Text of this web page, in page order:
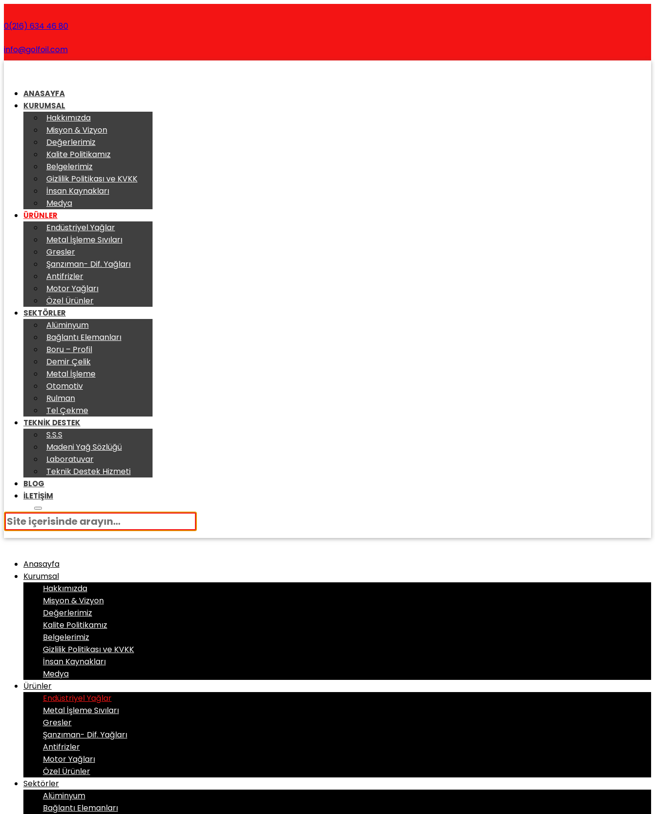
0(216) 634 46 80
info@golfoil.com
ANASAYFA
KURUMSAL
Hakkımızda
Misyon & Vizyon
Değerlerimiz
Kalite Politikamız
Belgelerimiz
Gizlilik Politikası ve KVKK
İnsan Kaynakları
Medya
ÜRÜNLER
Endüstriyel Yağlar
Metal İşleme Sıvıları
Gresler
Şanzıman- Dif. Yağları
Antifrizler
Motor Yağları
Özel Ürünler
SEKTÖRLER
Alüminyum
Bağlantı Elemanları
Boru – Profil
Demir Çelik
Metal İşleme
Otomotiv
Rulman
Tel Çekme
TEKNIK DESTEK
S.S.S
Madeni Yağ Sözlüğü
Laboratuvar
Teknik Destek Hizmeti
BLOG
İLETIŞIM
Anasayfa
Kurumsal
Hakkımızda
Misyon & Vizyon
Değerlerimiz
Kalite Politikamız
Belgelerimiz
Gizlilik Politikası ve KVKK
İnsan Kaynakları
Medya
Ürünler
Endüstriyel Yağlar
Metal İşleme Sıvıları
Gresler
Şanzıman- Dif. Yağları
Antifrizler
Motor Yağları
Özel Ürünler
Sektörler
Alüminyum
Bağlantı Elemanları